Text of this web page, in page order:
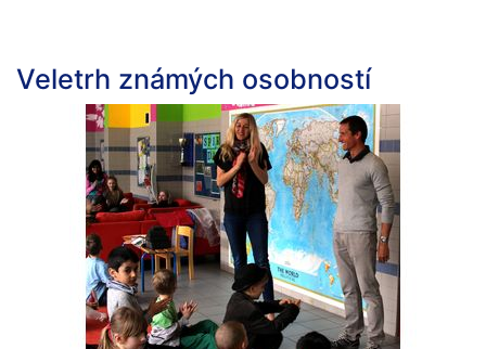
Veletrh známých osobností